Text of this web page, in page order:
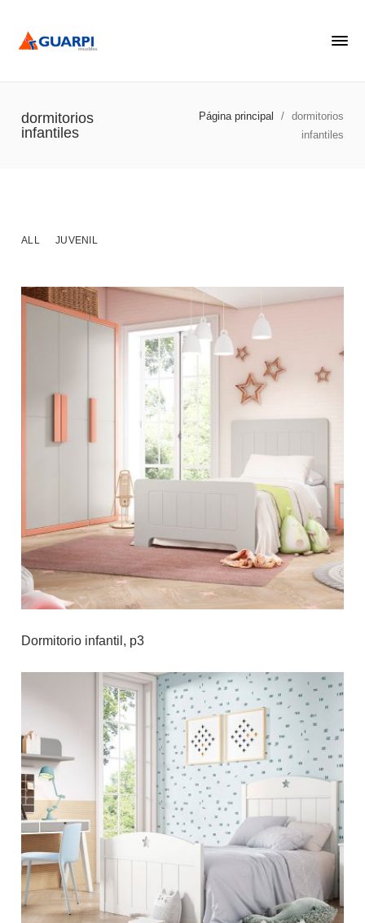
dormitorios
infantiles
Página principal / dormitorios
infantiles
ALL JUVENIL
Dormitorio infantil, p3